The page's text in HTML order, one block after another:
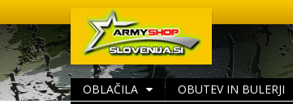
OBLAČILA OBUTEV IN BULERJI